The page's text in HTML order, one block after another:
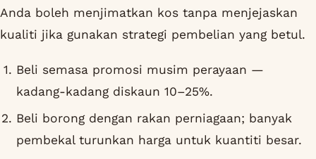
Anda boleh menjimatkan kos tanpa menjejaskan
kualiti jika gunakan strategi pembelian yang betul.
Beli semasa promosi musim perayaan —
kadang-kadang diskaun 10–25%.
Beli borong dengan rakan perniagaan; banyak
pembekal turunkan harga untuk kuantiti besar.